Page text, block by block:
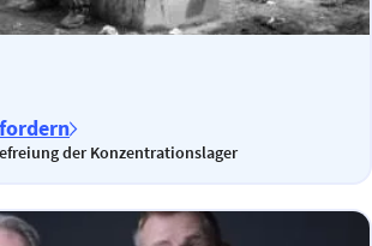
der Konzentrationslager